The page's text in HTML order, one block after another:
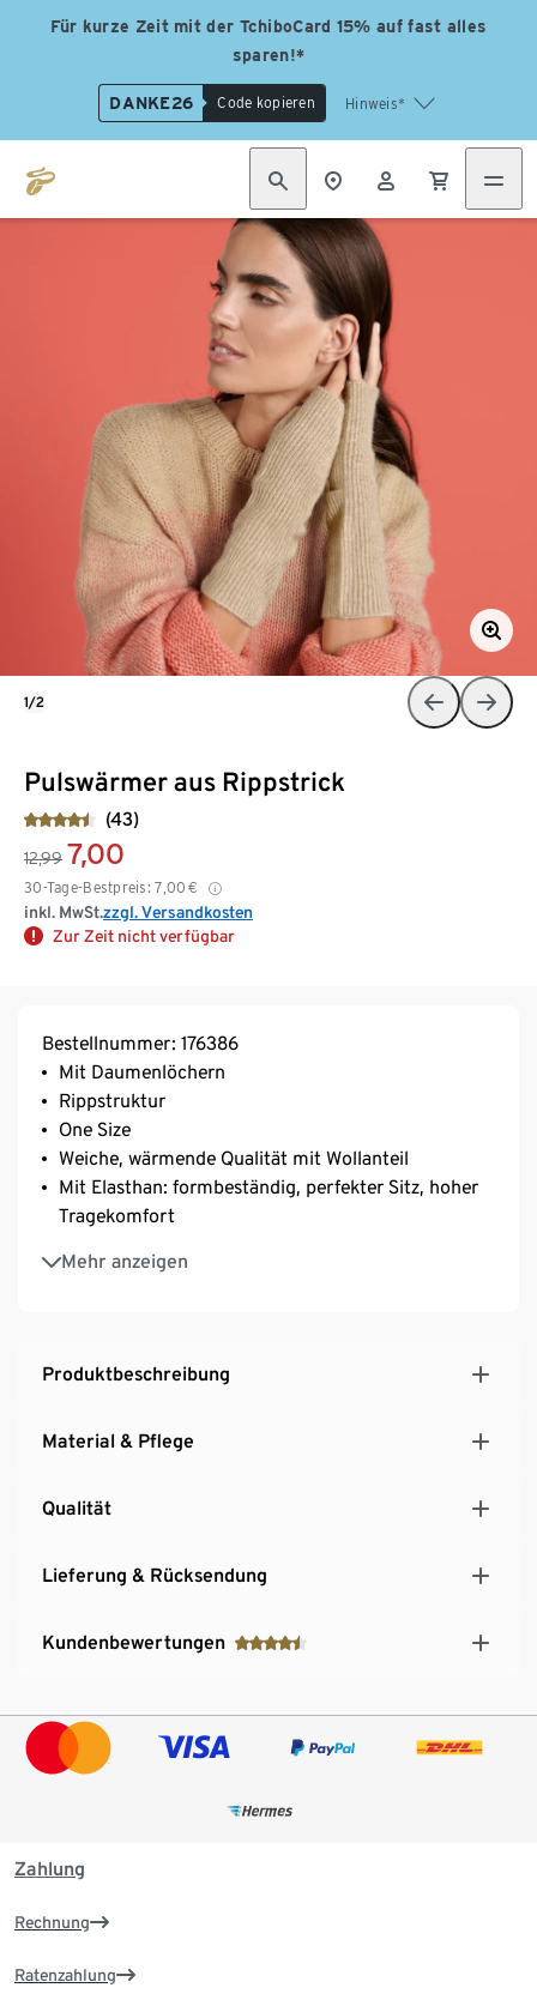
Für kurze Zeit mit der TchiboCard 15% auf fast alles
sparen!*
DANKE26 Code kopieren Hinweis*
Pulswärmer aus Rippstrick
(43)
12,99 7,00
30-Tage-Bestpreis: 7,00 €
inkl. MwSt.zzgl. Versandkosten
Zur Zeit nicht verfügbar
1/2
Bestellnummer: 176386
Mit Daumenlöchern
Rippstruktur
One Size
Weiche, wärmende Qualität mit Wollanteil
Mit Elasthan: formbeständig, perfekter Sitz, hoher
Tragekomfort
Mehr anzeigen
Dieser Style wurde exklusiv für Tchibo entworfen
Produktbeschreibung
Material & Pflege
Qualität
Lieferung & Rücksendung
Kundenbewertungen
Zahlung
Rechnung
Ratenzahlung